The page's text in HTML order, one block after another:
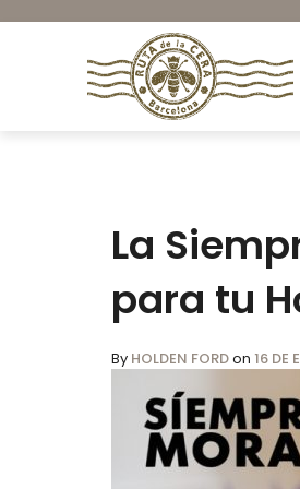
Kits
La
para tu
By HOLDEN FORDon 16 DE